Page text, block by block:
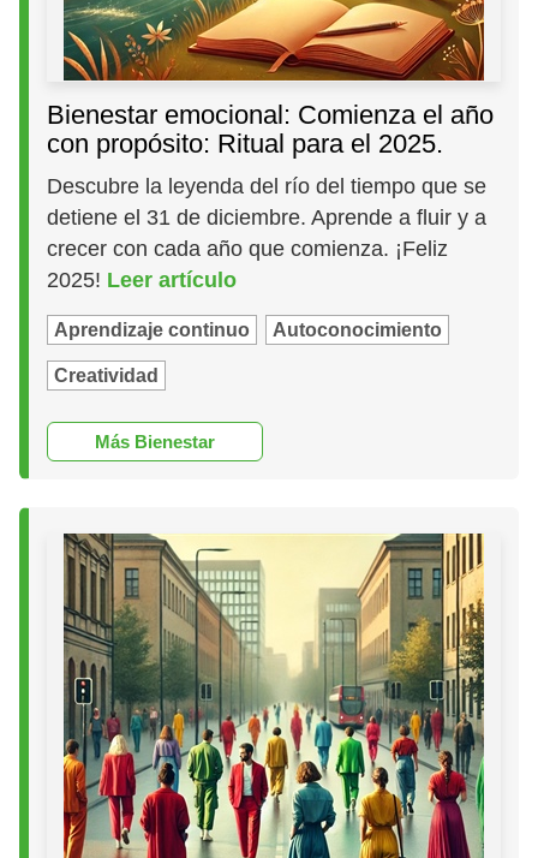
Bienestar emocional: Comienza el año
con propósito: Ritual para el 2025.
Descubre la leyenda del río del tiempo que se
detiene el 31 de diciembre. Aprende a fluir y a
crecer con cada año que comienza. ¡Feliz
2025! Leer artículo
Aprendizaje continuo Autoconocimiento
Creatividad
Más Bienestar